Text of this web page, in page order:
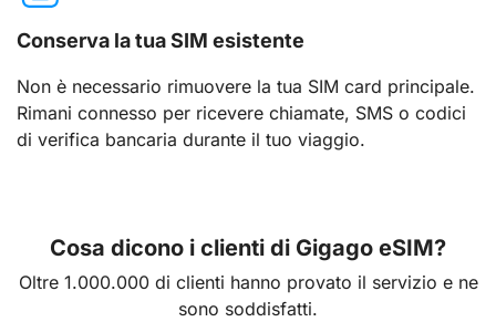
Conserva la tua SIM esistente
Non è necessario rimuovere la tua SIM card principale.
Rimani connesso per ricevere chiamate, SMS o codici
di verifica bancaria durante il tuo viaggio.
Cosa dicono i clienti di Gigago eSIM?
Oltre 1.000.000 di clienti hanno provato il servizio e ne
sono soddisfatti.